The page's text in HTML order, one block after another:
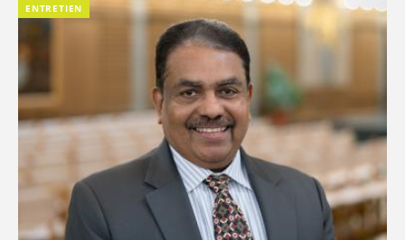
ENTRETIEN